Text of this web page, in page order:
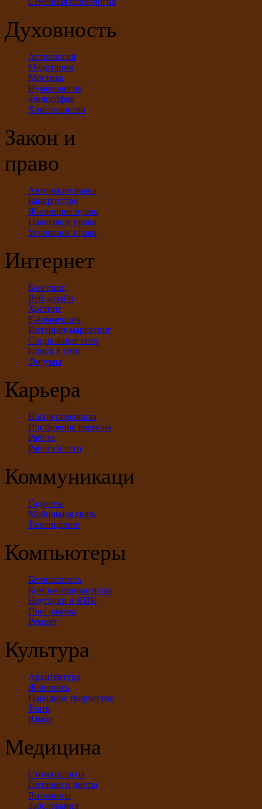
Духовность
Астрология
Медитация
Мистика
Нумерология
Философия
Христианство
Закон и
право
Авторские права
Банкротство
Жилищное право
Налоговое право
Уголовное право
Интернет
Блоггинг
Веб дизайн
Хостинг
Е-коммерция
Интернет-маркетинг
Социальные сети
Поиск в сети
Форумы
Карьера
Набор персонала
Построение карьеры
Работа
Работа в сети
Коммуникации
Гаджеты
Мобильная связь
Телевидение
Компьютеры
Безопасность
Компьютерные игры
Ноутбуки и КПК
Программы
Ремонт
Культура
Архитектура
Живопись
Народное творчество
Театр
Юмор
Медицина
Стоматология
Питание и диеты
Витамины
Заболевания